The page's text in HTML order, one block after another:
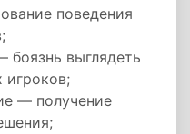
поведения
боязнь выглядеть
— получение